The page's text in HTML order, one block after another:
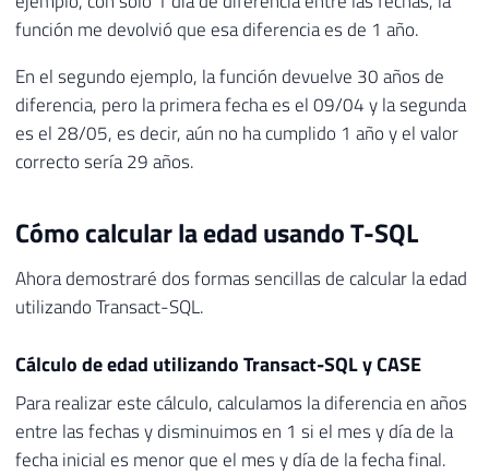
función me devolvió que esa diferencia es de 1 año.
En el segundo ejemplo, la función devuelve 30 años de
diferencia, pero la primera fecha es el 09/04 y la segunda
es el 28/05, es decir, aún no ha cumplido 1 año y el valor
correcto sería 29 años.
Cómo calcular la edad usando T-SQL
Ahora demostraré dos formas sencillas de calcular la edad
utilizando Transact-SQL.
Cálculo de edad utilizando Transact-SQL y CASE
Para realizar este cálculo, calculamos la diferencia en años
entre las fechas y disminuimos en 1 si el mes y día de la
fecha inicial es menor que el mes y día de la fecha final.